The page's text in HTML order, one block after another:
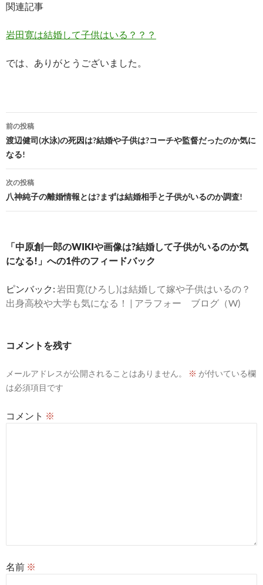
関連記事
岩田寛は結婚して子供はいる？？？
では、ありがとうございました。
投
稿
ナ
ビ
ゲ
シ
ョ
ン
前の投稿
渡辺健司(水泳)の死因は?結婚や子供は?コーチや監督だったのか気に
なる!
次の投稿
八神純子の離婚情報とは?まずは結婚相手と子供がいるのか調査!
「中原創一郎のWIKIや画像は?結婚して子供がいるのか気
になる!」への1件のフィードバック
ピンバック: 岩田寛(ひろし)は結婚して嫁や子供はいるの？
出身高校や大学も気になる！ | アラフォー ブログ（W)
コメントを残す
メールアドレスが公開されることはありません。 ※ が付いている欄
は必須項目です
コメント ※
名前 ※